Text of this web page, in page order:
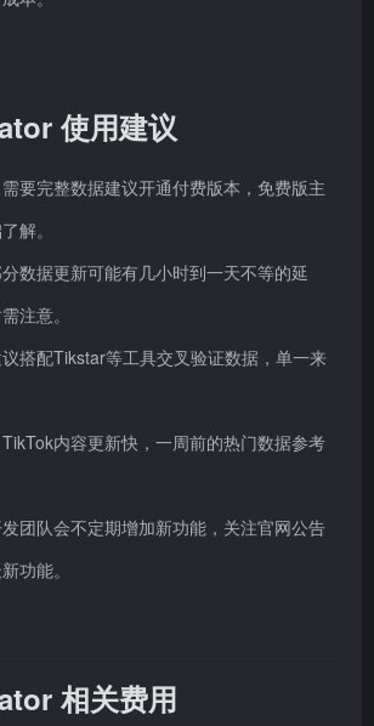
使用建议
要完整数据建议开通付费版本，免费版主
解。
数据更新可能有几小时到一天不等的延
注意。
搭配Tikstar等工具交叉验证数据，单一来
内容更新快，一周前的热门数据参考
团队会不定期增加新功能，关注官网公告
功能。
相关费用